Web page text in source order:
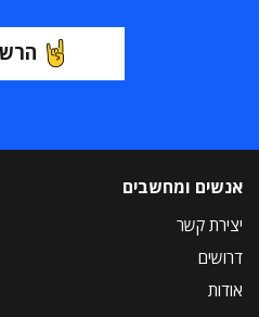
אנשים ומחשבים
יצירת קשר
דרושים
אודות